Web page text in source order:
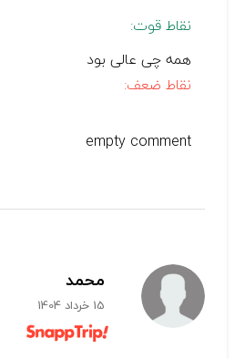
نقاط قوت:
همه چی عالی بود
نقاط ضعف:
empty comment
محمد
15 خرداد 1404